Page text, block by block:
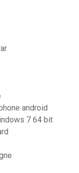
android
7 64 bit